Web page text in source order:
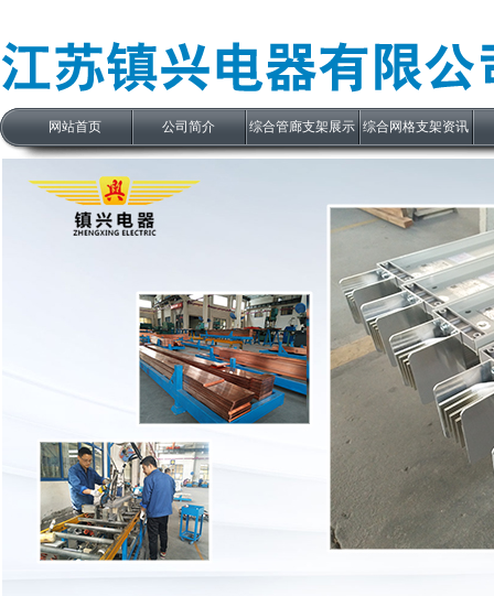
网站首页 公司简介 综合管廊支架展示 综合网格支架资讯